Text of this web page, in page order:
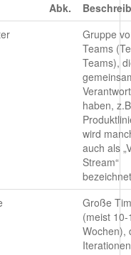
Abk.
Gruppe
Teams
Teams),
haben,
wird
auch als
Stream“
bezeichnet
Große
(meist 10-
Wochen),